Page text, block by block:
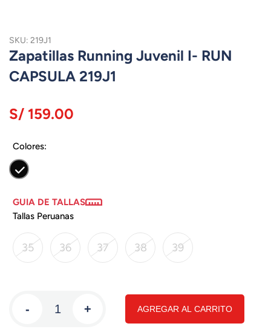
SKU: 219J1
Zapatillas Running Juvenil I- RUN
CAPSULA 219J1
S/ 159.00
Colores:
GUIA DE TALLAS
Tallas Peruanas
35 36 37 38 39
- + AGREGAR AL CARRITO